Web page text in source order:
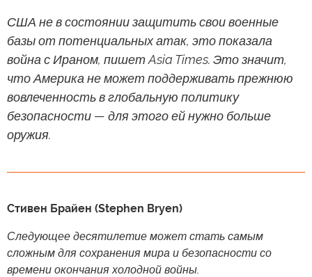
США не в состоянии защитить свои военные
базы от потенциальных атак, это показала
война с Ираном, пишет Asia Times. Это значит,
что Америка не может поддерживать прежнюю
вовлеченность в глобальную политику
безопасности — для этого ей нужно больше
оружия.
Стивен Брайен (Stephen Bryen)
Следующее десятилетие может стать самым
сложным для сохранения мира и безопасности со
времени окончания холодной войны.